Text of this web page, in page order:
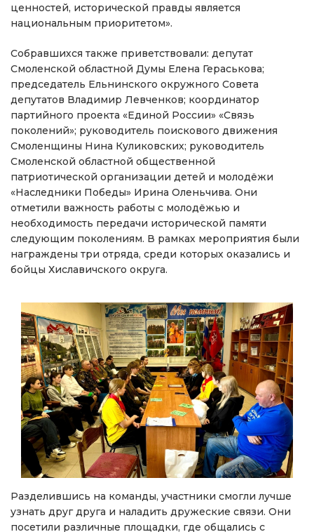
ценностей, исторической правды является
национальным приоритетом».
Собравшихся также приветствовали: депутат
Смоленской областной Думы Елена Гераськова;
председатель Ельнинского окружного Совета
депутатов Владимир Левченков; координатор
партийного проекта «Единой России» «Связь
поколений»; руководитель поискового движения
Смоленщины Нина Куликовских; руководитель
Смоленской областной общественной
патриотической организации детей и молодёжи
«Наследники Победы» Ирина Оленьчива. Они
отметили важность работы с молодёжью и
необходимость передачи исторической памяти
следующим поколениям. В рамках мероприятия были
награждены три отряда, среди которых оказались и
бойцы Хиславичского округа.
Разделившись на команды, участники смогли лучше
узнать друг друга и наладить дружеские связи. Они
посетили различные площадки, где общались с